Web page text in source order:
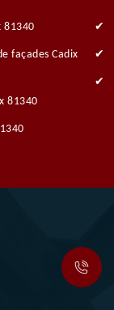
81340
façades Cadix
81340